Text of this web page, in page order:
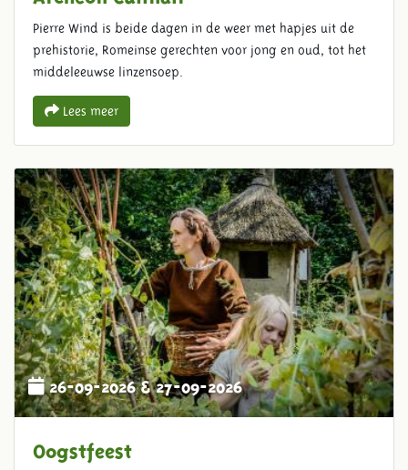
Pierre Wind is beide dagen in de weer met hapjes uit de
prehistorie, Romeinse gerechten voor jong en oud, tot het
middeleeuwse linzensoep.
Lees meer
26-09-2026 & 27-09-2026
Oogstfeest